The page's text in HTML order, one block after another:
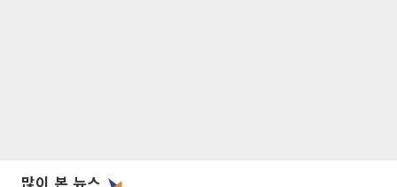
많이 본 뉴스